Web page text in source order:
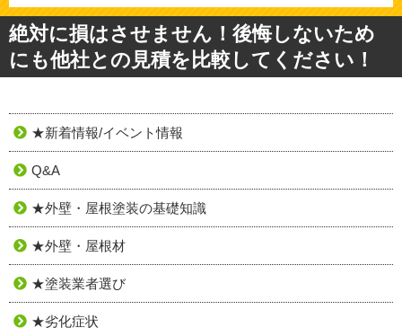
絶対に損はさせません！後悔しないため
にも他社との見積を比較してください！
★新着情報/イベント情報
Q&A
★外壁・屋根塗装の基礎知識
★外壁・屋根材
★塗装業者選び
★劣化症状